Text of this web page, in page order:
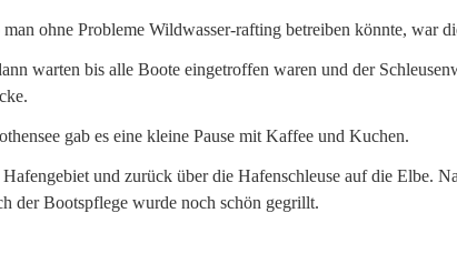
ohne Probleme Wildwasser-rafting betreiben könnte, war
warten bis alle Boote eingetroffen waren und der
gab es eine kleine Pause mit Kaffee und Kuchen.
und zurück über die Hafenschleuse auf die Elbe.
der Bootspflege wurde noch schön gegrillt.